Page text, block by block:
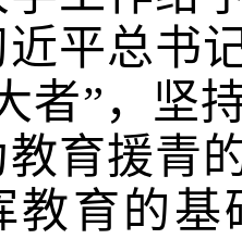
近平总书
者”，坚
育援青
教育的